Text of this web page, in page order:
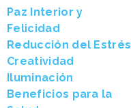
Paz Interior y
Felicidad
Reducción del Estrés
Creatividad
Iluminación
Beneficios para la